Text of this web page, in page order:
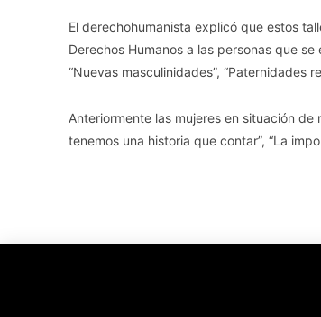
El derechohumanista explicó que estos
Derechos Humanos a las personas que
“Nuevas masculinidades”, “Paternidades
Anteriormente las mujeres en situación
tenemos una historia que contar”, “La